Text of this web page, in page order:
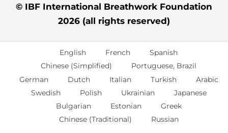
© IBF International Breathwork Foundation
2026 (all rights reserved)
English French
Spanish
Chinese (Simplified)
Portuguese, Brazil
German
Dutch Italian Turkish
Arabic
Swedish
Polish Ukrainian
Japanese
Bulgarian
Estonian
Greek
Chinese (Traditional)
Russian